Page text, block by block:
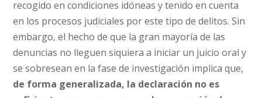
recogido en condiciones idóneas y tenido en cuenta
en los procesos judiciales por este tipo de delitos. Sin
embargo, el hecho de que la gran mayoría de las
denuncias no lleguen siquiera a iniciar un juicio oral y
se sobresean en la fase de investigación implica que,
de forma generalizada, la declaración no es